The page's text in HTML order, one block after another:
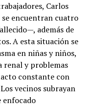
Carlos
encuentran cuatro
además de
A esta situación se
en niñas y niños,
renal y problemas
constante con
vecinos subrayan
enfocado